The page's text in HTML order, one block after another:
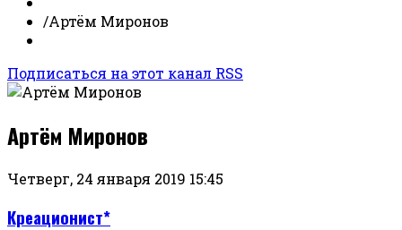
/Артём Миронов
Подписаться на этот канал RSS
Артём Миронов
Четверг, 24 января 2019 15:45
Креационист*